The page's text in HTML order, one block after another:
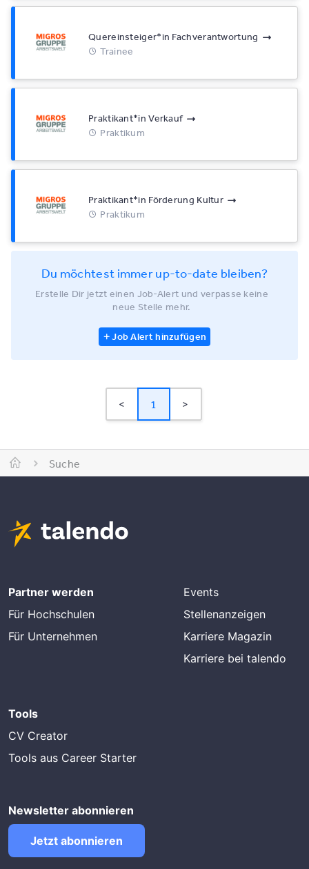
Quereinsteiger*​in Fachverantwortung
Trainee
Praktikant*​in Verkauf
Praktikum
Praktikant*​in Förderung Kultur
Praktikum
Du möchtest immer up-to-date bleiben?
Erstelle Dir jetzt einen Job-Alert und verpasse keine
neue Stelle mehr.
Job Alert hinzufügen
< 1 >
Suche
Partner werden
Für Hochschulen
Für Unternehmen
Events
Stellenanzeigen
Karriere Magazin
Karriere bei talendo
Tools
CV Creator
Tools aus Career Starter
Newsletter abonnieren
Jetzt abonnieren